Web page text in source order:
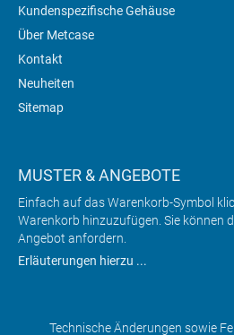
Kundenspezifische Gehäuse
Über Metcase
Kontakt
Neuheiten
Sitemap
MUSTER & ANGEBOTE
Einfach auf das Warenkorb-Symbol
Warenkorb hinzuzufügen. Sie können
Angebot anfordern.
Erläuterungen hierzu ...
Technische Änderungen sowie